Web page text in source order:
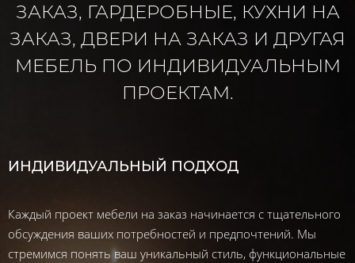
ЗАКАЗ, ГАРДЕРОБНЫЕ, КУХНИ НА
ЗАКАЗ, ДВЕРИ НА ЗАКАЗ И ДРУГАЯ
МЕБЕЛЬ ПО ИНДИВИДУАЛЬНЫМ
ПРОЕКТАМ.
ИНДИВИДУАЛЬНЫЙ ПОДХОД
Каждый проект мебели на заказ начинается с тщательного
обсуждения ваших потребностей и предпочтений. Мы
стремимся понять ваш уникальный стиль, функциональные